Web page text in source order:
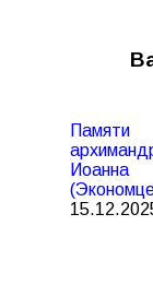
Памяти
Иоанна